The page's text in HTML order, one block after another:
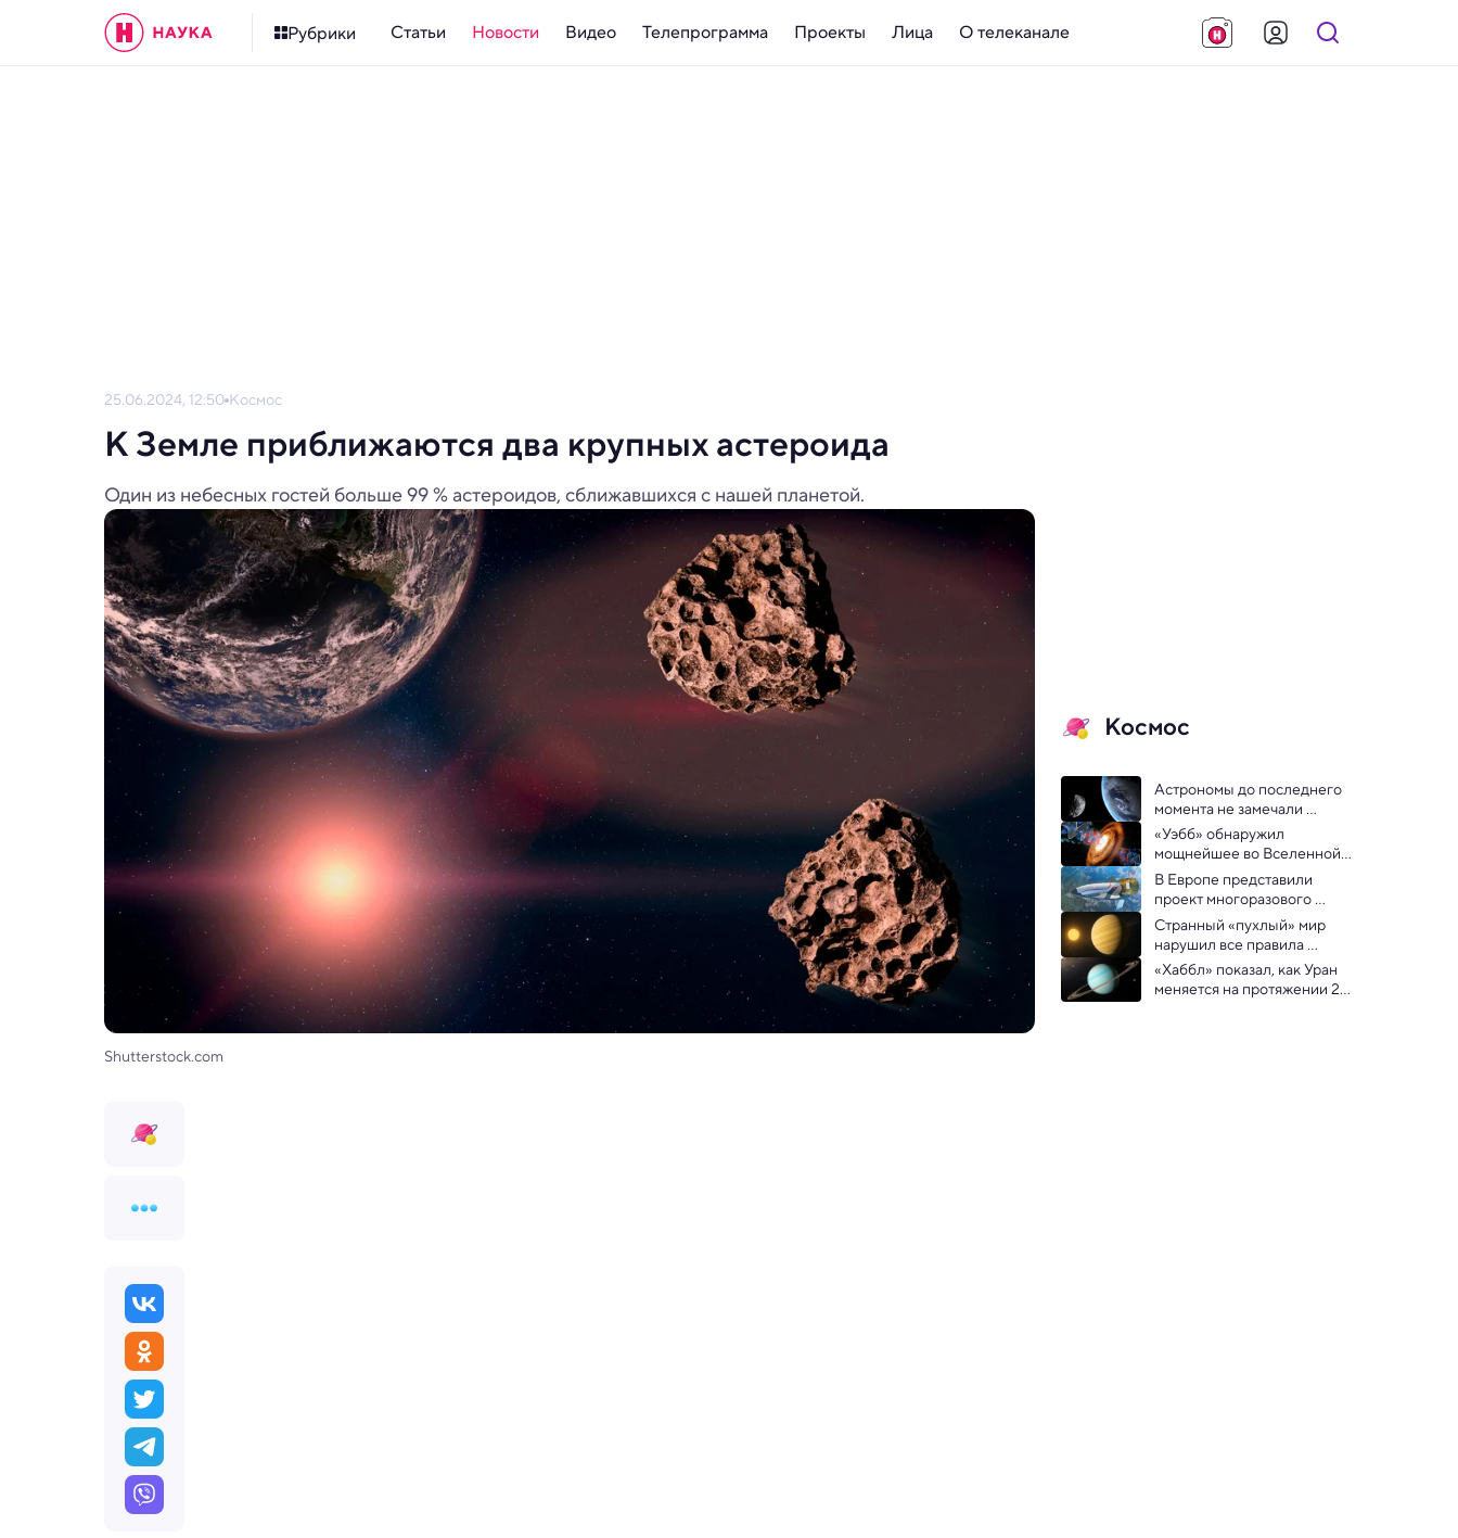
Рубрики Статьи Новости Видео Телепрограмма Проекты Лица О телеканале
25.06.2024, 12:50 Космос
К Земле приближаются два крупных астероида
Один из небесных гостей больше 99 % астероидов, сближавшихся с нашей планетой.
Shutterstock.com
Космос
Астрономы до последнего
момента не замечали
астероид, приблизившийся
к Земле
«Уэбб» обнаружил
мощнейшее во Вселенной
галактическое извержение
В Европе представили
проект многоразового
космического самолета
Странный «пухлый» мир
нарушил все правила
поведения планет
«Хаббл» показал, как Уран
меняется на протяжении 20